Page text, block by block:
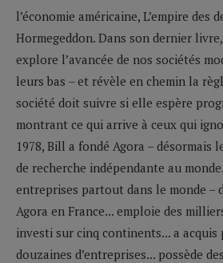
l’économie américaine, L’empire des
Hormegeddon. Dans son dernier
explore l’avancée de nos sociétés
leurs bas – et révèle en chemin la
société doit suivre si elle espère
montrant ce qui arrive à ceux qui
1978, Bill a fondé Agora – désormais
de recherche indépendante au
entreprises partout dans le monde –
Agora en France... emploie des
investi sur cinq continents... a acquis
douzaines d’entreprises... possède